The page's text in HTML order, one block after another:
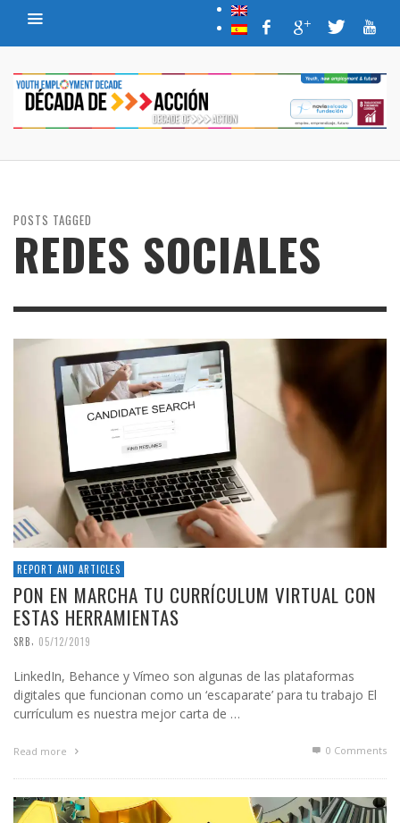
POSTS TAGGED
REDES SOCIALES
REPORT AND ARTICLES
PON EN MARCHA TU CURRÍCULUM VIRTUAL CON
ESTAS HERRAMIENTAS
SRB, 05/12/2019
LinkedIn, Behance y Vímeo son algunas de las plataformas
digitales que funcionan como un ‘escaparate’ para tu trabajo El
currículum es nuestra mejor carta de …
Read more 0 Comments